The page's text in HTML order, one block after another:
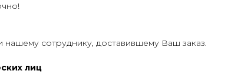
нашему сотруднику, доставившему Ваш заказ.
лиц